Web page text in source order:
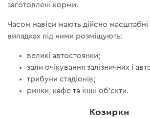
заготовлені корми.
Часом навіси мають дійсно масштабні
випадках під ними розміщують:
великі автостоянки;
зали очікування залізничних і
трибуни стадіонів;
ринки, кафе та інші об'єкти.
Козирки